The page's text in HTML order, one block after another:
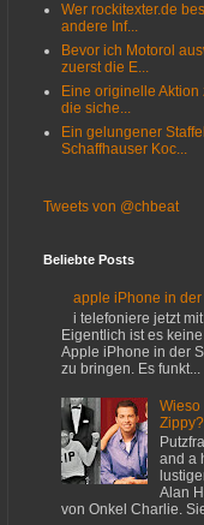
Wer rockitexter.de
andere Inf...
Bevor ich Motorol
zuerst die E...
Eine originelle
die siche...
Ein gelungener
Schaffhauser Koc...
Tweets von @chbeat
Beliebte Posts
apple iPhone in
i telefoniere jetzt
Eigentlich ist es
Apple iPhone in der
zu bringen. Es funkt...
Wieso
and a
Alan
von Onkel Charlie.